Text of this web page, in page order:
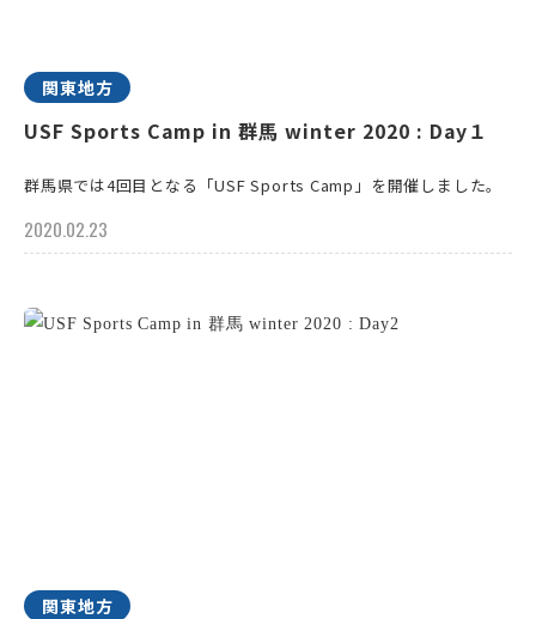
関東地方
USF Sports Camp in 群馬 winter 2020 : Day１
群馬県では4回目となる「USF Sports Camp」を開催しました。
2020.02.23
関東地方